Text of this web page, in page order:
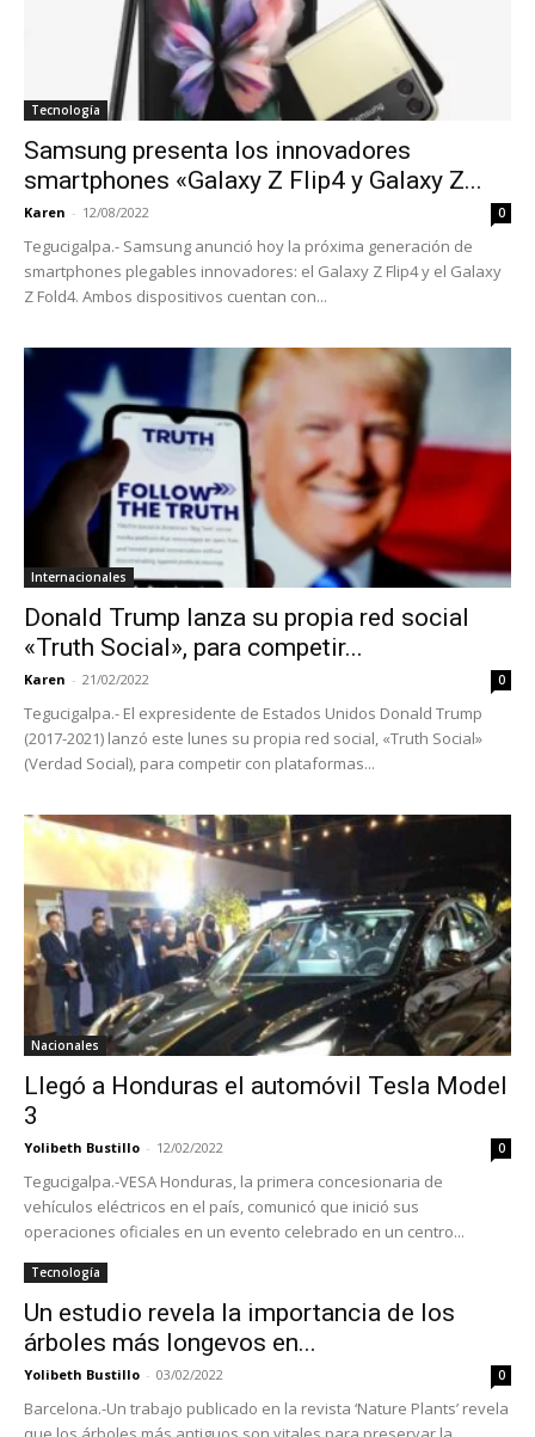
Tecnología
Samsung presenta los innovadores
smartphones «Galaxy Z Flip4 y Galaxy Z...
Karen - 12/08/2022 0
Tegucigalpa.- Samsung anunció hoy la próxima generación de
smartphones plegables innovadores: el Galaxy Z Flip4 y el Galaxy
Z Fold4. Ambos dispositivos cuentan con...
Internacionales
Donald Trump lanza su propia red social
«Truth Social», para competir...
Karen - 21/02/2022 0
Tegucigalpa.- El expresidente de Estados Unidos Donald Trump
(2017-2021) lanzó este lunes su propia red social, «Truth Social»
(Verdad Social), para competir con plataformas...
Nacionales
Llegó a Honduras el automóvil Tesla Model
3
Yolibeth Bustillo - 12/02/2022 0
Tegucigalpa.-VESA Honduras, la primera concesionaria de
vehículos eléctricos en el país, comunicó que inició sus
operaciones oficiales en un evento celebrado en un centro...
Tecnología
Un estudio revela la importancia de los
árboles más longevos en...
Yolibeth Bustillo - 03/02/2022 0
Barcelona.-Un trabajo publicado en la revista ‘Nature Plants’ revela